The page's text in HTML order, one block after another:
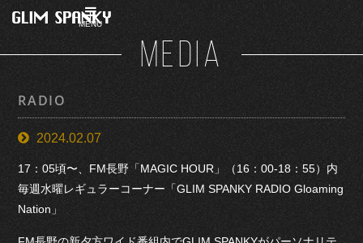
MENU
MEDIA
RADIO
2024.02.07
17：05頃〜、FM長野「MAGIC HOUR」（16：00-18：55）内
毎週水曜レギュラーコーナー「GLIM SPANKY RADIO Gloaming
Nation」